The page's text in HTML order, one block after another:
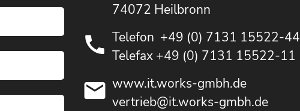
74072 Heilbronn
Telefon +49 (0) 7131 15522-44
Telefax +49 (0) 7131 15522-11
www.it.works-gmbh.de
vertrieb@it.works-gmbh.de